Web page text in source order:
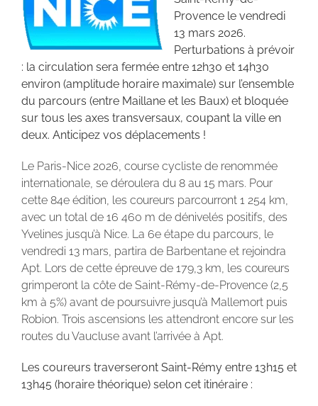
Provence le vendredi
13 mars 2026.
Perturbations à prévoir
: la circulation sera fermée entre 12h30 et 14h30
environ (amplitude horaire maximale) sur l’ensemble
du parcours (entre Maillane et les Baux) et bloquée
sur tous les axes transversaux, coupant la ville en
deux. Anticipez vos déplacements !
Le Paris-Nice 2026, course cycliste de renommée
internationale, se déroulera du 8 au 15 mars. Pour
cette 84e édition, les coureurs parcourront 1 254 km,
avec un total de 16 460 m de dénivelés positifs, des
Yvelines jusqu’à Nice. La 6e étape du parcours, le
vendredi 13 mars, partira de Barbentane et rejoindra
Apt. Lors de cette épreuve de 179,3 km, les coureurs
grimperont la côte de Saint-Rémy-de-Provence (2,5
km à 5%) avant de poursuivre jusqu’à Mallemort puis
Robion. Trois ascensions les attendront encore sur les
routes du Vaucluse avant l’arrivée à Apt.
Les coureurs traverseront Saint-Rémy entre 13h15 et
13h45 (horaire théorique) selon cet itinéraire :